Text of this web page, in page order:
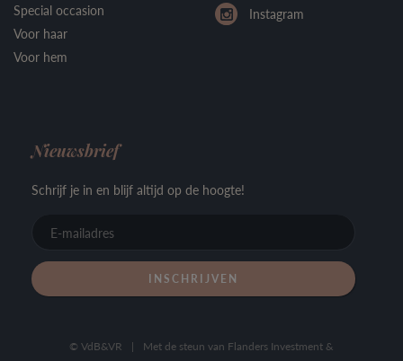
Special occasion
Voor haar
Voor hem
Instagram
Nieuwsbrief
Schrijf je in en blijf altijd op de hoogte!
© VdB&VR |
Met de steun van Flanders Investment &